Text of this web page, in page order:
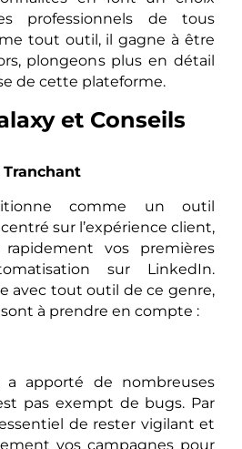
professionnels de tous
tout outil, il gagne à être
plongeons plus en détail
de cette plateforme.
et Conseils
comme un outil
sur l’expérience client,
vos premières
sur LinkedIn.
avec tout outil de ce genre,
à prendre en compte :
a apporté de nombreuses
pas exempt de bugs. Par
de rester vigilant et
vos campagnes pour